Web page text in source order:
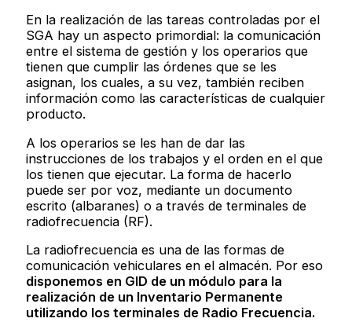
En la realización de las tareas controladas por el
SGA hay un aspecto primordial: la comunicación
entre el sistema de gestión y los operarios que
tienen que cumplir las órdenes que se les
asignan, los cuales, a su vez, también reciben
información como las características de cualquier
producto.
A los operarios se les han de dar las
instrucciones de los trabajos y el orden en el que
los tienen que ejecutar. La forma de hacerlo
puede ser por voz, mediante un documento
escrito (albaranes) o a través de terminales de
radiofrecuencia (RF).
La radiofrecuencia es una de las formas de
comunicación vehiculares en el almacén. Por eso
disponemos en GID de un módulo para la
realización de un Inventario Permanente
utilizando los terminales de Radio Frecuencia.